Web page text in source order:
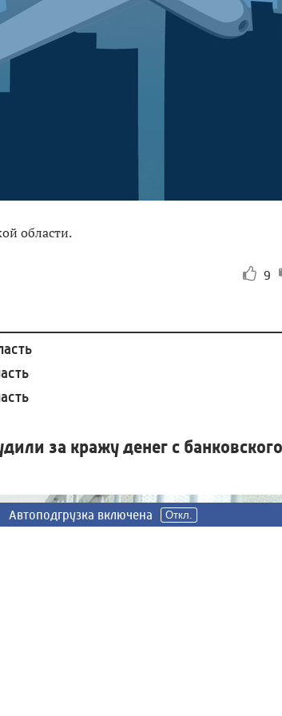
области.
9
за кражу денег с банковского
Автоподгрузка включена Откл.
Автоподгрузка включена Откл.